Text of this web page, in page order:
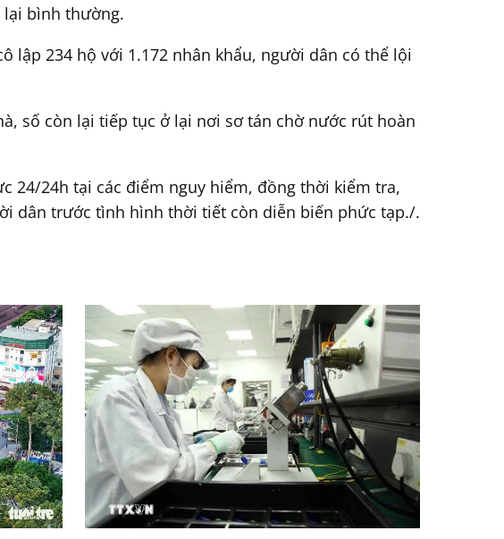
lại bình thường.
lập 234 hộ với 1.172 nhân khẩu, người dân có thể lội
số còn lại tiếp tục ở lại nơi sơ tán chờ nước rút hoàn
24/24h tại các điểm nguy hiểm, đồng thời kiểm tra,
dân trước tình hình thời tiết còn diễn biến phức tạp./.